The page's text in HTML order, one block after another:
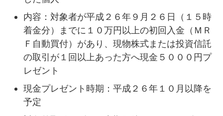
内容：対象者が平成２６年９月２６日（１５時
着金分）までに１０万円以上の初回入金（ＭＲ
Ｆ自動買付）があり、現物株式または投資信託
の取引が１回以上あった方へ現金５０００円プ
レゼント
現金プレゼント時期：平成２６年１０月以降を
予定